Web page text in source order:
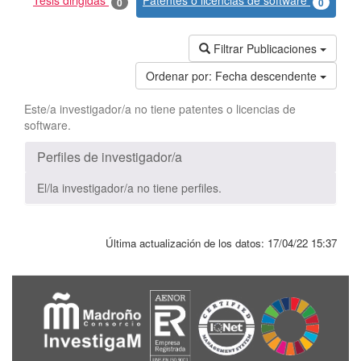
Filtrar Publicaciones
Ordenar por: Fecha descendente
Este/a investigador/a no tiene patentes o licencias de
software.
Perfiles de investigador/a
El/la investigador/a no tiene perfiles.
Última actualización de los datos: 17/04/22 15:37